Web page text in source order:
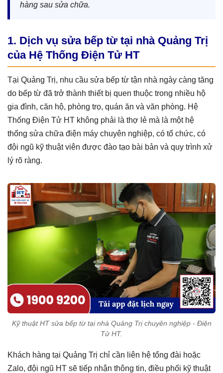
hàng sau sửa chữa.
1. Dịch vụ sửa bếp từ tại nhà Quảng Trị
của Hệ Thống Điện Tử HT
Tại Quảng Trị, nhu cầu sửa bếp từ tận nhà ngày càng tăng
do bếp từ đã trở thành thiết bị quen thuộc trong nhiều hộ
gia đình, căn hộ, phòng trọ, quán ăn và văn phòng. Hệ
Thống Điện Tử HT không phải là thợ lẻ mà là một hệ
thống sửa chữa điện máy chuyên nghiệp, có tổ chức, có
đội ngũ kỹ thuật viên được đào tạo bài bản và quy trình xử
lý rõ ràng.
Kỹ thuật HT sửa bếp từ tại nhà Quảng Trị chuyên nghiệp - Điện
Tử HT.
Khách hàng tại Quảng Trị chỉ cần liên hệ tổng đài hoặc
Zalo, đội ngũ HT sẽ tiếp nhận thông tin, điều phối kỹ thuật